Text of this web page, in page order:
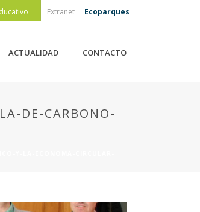
Extranet Ecoparques
ACTUALIDAD CONTACTO
DE-CARBONO-